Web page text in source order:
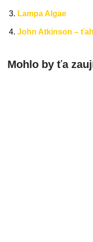
Lampa Algae
John Atkinson –
Mohlo by ťa